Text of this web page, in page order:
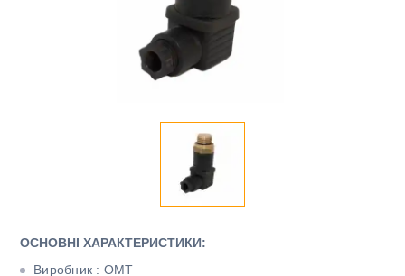
ОСНОВНІ ХАРАКТЕРИСТИКИ:
Виробник : ОМТ